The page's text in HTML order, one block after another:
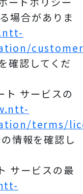
場合がありま
確認してくだ
サービスの
terms/
情報を確認し
サービスの最